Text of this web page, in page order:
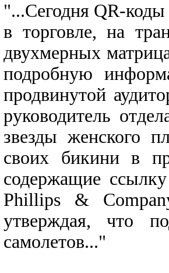
"...Сегодня QR-
в торговле, на
двухмерных
подробную
продвинутой
руководитель
звезды женского
своих бикини в
содержащие
Phillips &
утверждая, что
самолетов..."